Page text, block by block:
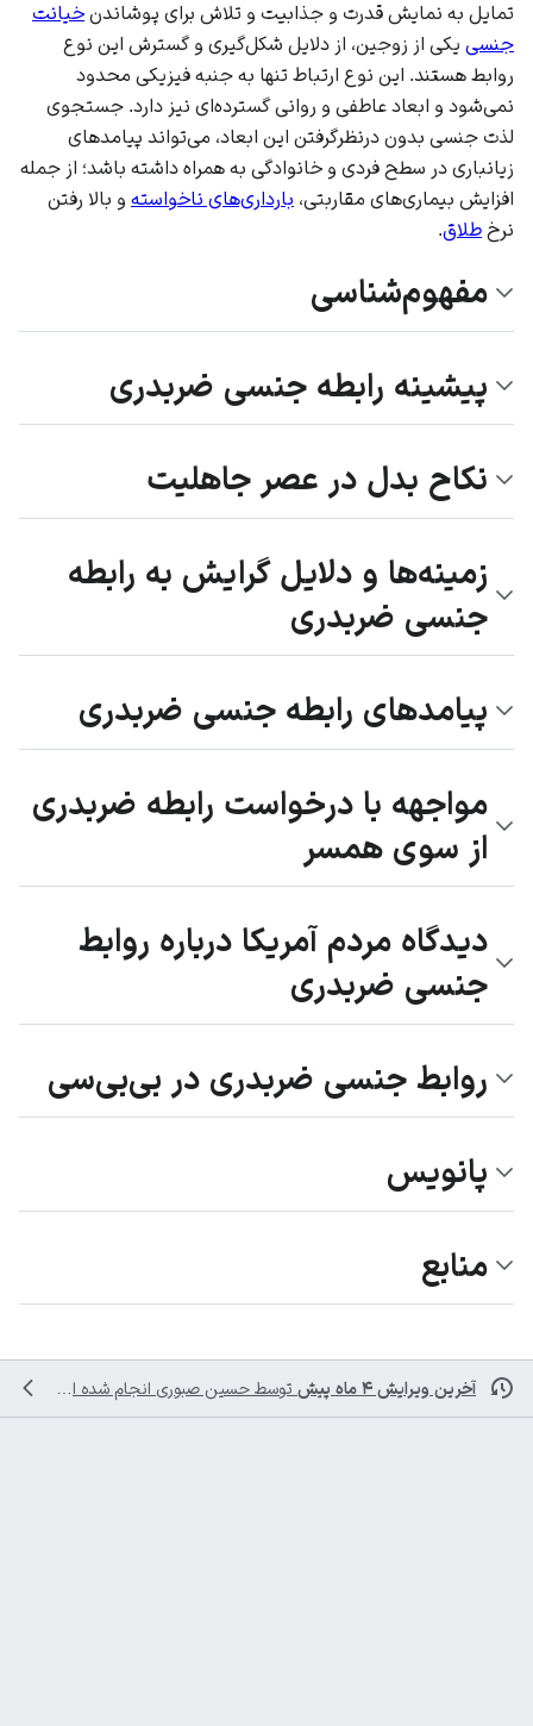
تمایل به نمایش قدرت و جذابیت و تلاش برای پوشاندن خیانت
جنسی یکی از زوجین، از دلایل شکل‌گیری و گسترش این نوع
روابط هستند. این نوع ارتباط تنها به جنبه فیزیکی محدود
نمی‌شود و ابعاد عاطفی و روانی گسترده‌ای نیز دارد. جستجوی
لذت جنسی بدون درنظرگرفتن این ابعاد، می‌تواند پیامدهای
زیانباری در سطح فردی و خانوادگی به همراه داشته باشد؛ از جمله
افزایش بیماری‌های مقاربتی، بارداری‌های ناخواسته و بالا رفتن
نرخ طلاق.
مفهوم‌شناسی
پیشینه رابطه جنسی ضربدری
نکاح بدل در عصر جاهلیت
زمینه‌ها و دلایل گرایش به رابطه
جنسی ضربدری
پیامدهای رابطه جنسی ضربدری
مواجهه با درخواست رابطه ضربدری
از سوی همسر
دیدگاه مردم آمریکا درباره روابط
جنسی ضربدری
روابط جنسی ضربدری در بی‌بی‌سی
پانویس
منابع
آخرین ویرایش ۴ ماه پیش توسط حسین صبوری انجام شده است